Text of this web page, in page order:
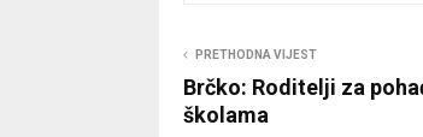
PRETHODNA VIJEST
Brčko: Roditelji za
školama